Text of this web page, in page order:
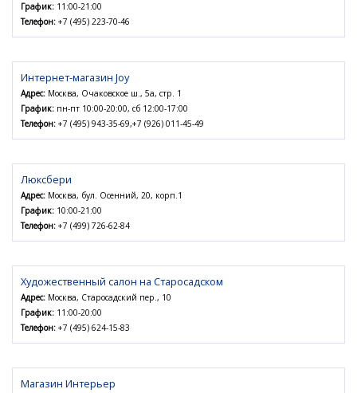
График: 11:00-21:00
Телефон: +7 (495) 223-70-46
Интернет-магазин Joy
Адрес: Москва, Очаковское ш., 5а, стр. 1
График: пн-пт 10:00-20:00, сб 12:00-17:00
Телефон: +7 (495) 943-35-69,+7 (926) 011-45-49
Люксбери
Адрес: Москва, бул. Осенний, 20, корп.1
График: 10:00-21:00
Телефон: +7 (499) 726-62-84
Художественный салон на Старосадском
Адрес: Москва, Старосадский пер., 10
График: 11:00-20:00
Телефон: +7 (495) 624-15-83
Магазин Интерьер